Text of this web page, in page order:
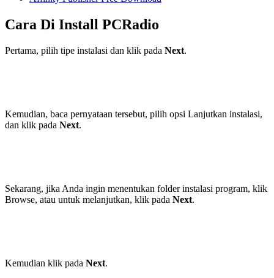
Cara Di Install PCRadio
Pertama, pilih tipe instalasi dan klik pada Next.
Kemudian, baca pernyataan tersebut, pilih opsi Lanjutkan instalasi,
dan klik pada Next.
Sekarang, jika Anda ingin menentukan folder instalasi program, klik
Browse, atau untuk melanjutkan, klik pada Next.
Kemudian klik pada Next.